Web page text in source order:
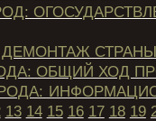
ОБЩИЙ ХОД
13 14 15 16 17 18 19